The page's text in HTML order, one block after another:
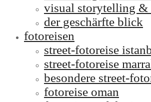
visual storytelling &
der geschärfte blick
fotoreisen
street-fotoreise
street-fotoreise
besondere street-
fotoreise oman